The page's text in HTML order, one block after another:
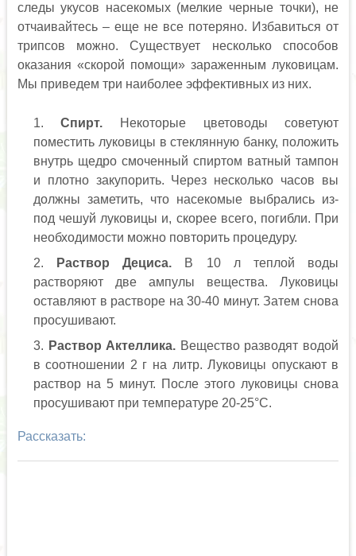
следы укусов насекомых (мелкие черные точки), не
отчаивайтесь – еще не все потеряно. Избавиться от
трипсов можно. Существует несколько способов
оказания «скорой помощи» зараженным луковицам.
Мы приведем три наиболее эффективных из них.
Спирт. Некоторые цветоводы советуют
поместить луковицы в стеклянную банку, положить
внутрь щедро смоченный спиртом ватный тампон
и плотно закупорить. Через несколько часов вы
должны заметить, что насекомые выбрались из-
под чешуй луковицы и, скорее всего, погибли. При
необходимости можно повторить процедуру.
Раствор Дециса. В 10 л теплой воды
растворяют две ампулы вещества. Луковицы
оставляют в растворе на 30-40 минут. Затем снова
просушивают.
Раствор Актеллика. Вещество разводят водой
в соотношении 2 г на литр. Луковицы опускают в
раствор на 5 минут. После этого луковицы снова
просушивают при температуре 20-25°С.
Рассказать: